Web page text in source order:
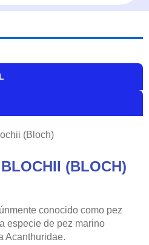
(Bloch)
(BLOCH)
conocido como pez
especie de pez marino
Acanthuridae.